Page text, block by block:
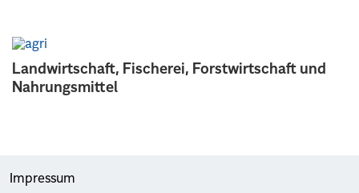
Landwirtschaft, Fischerei, Forstwirtschaft und
Nahrungsmittel
Impressum